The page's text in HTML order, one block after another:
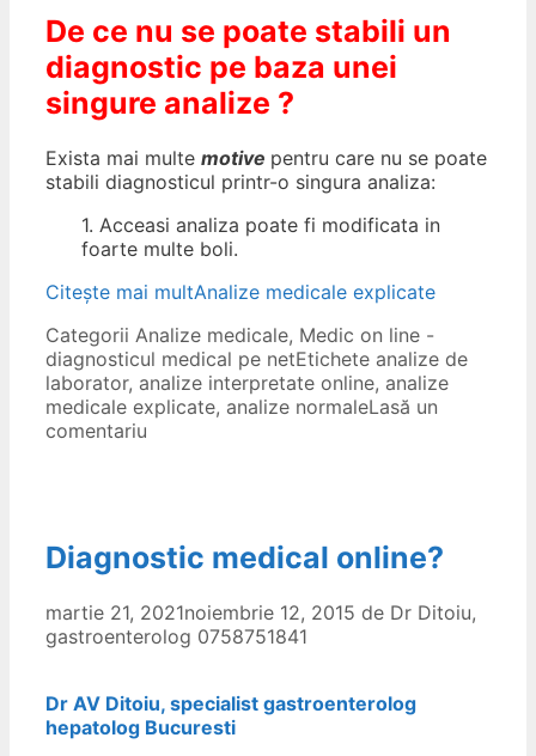
De ce nu se poate stabili un
diagnostic pe baza unei
singure analize ?
Exista mai multe motive pentru care nu se poate
stabili diagnosticul printr-o singura analiza:
1. Acceasi analiza poate fi modificata in
foarte multe boli.
Citește mai multAnalize medicale explicate
Categorii Analize medicale, Medic on line -
diagnosticul medical pe netEtichete analize de
laborator, analize interpretate online, analize
medicale explicate, analize normaleLasă un
comentariu
Diagnostic medical online?
martie 21, 2021noiembrie 12, 2015 de Dr Ditoiu,
gastroenterolog 0758751841
Dr AV Ditoiu, specialist gastroenterolog
hepatolog Bucuresti